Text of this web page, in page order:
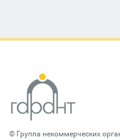
© Группа некоммерческих